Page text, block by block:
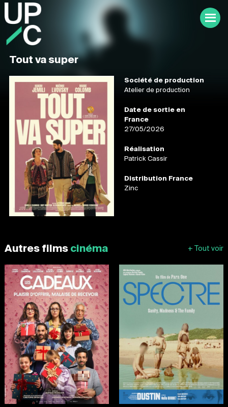
Tout va super
Société de production
Atelier de production
Date de sortie en
France
27/05/2026
Réalisation
Patrick Cassir
Distribution France
Zinc
Autres films cinéma